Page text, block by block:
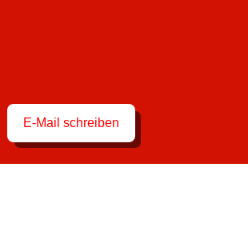
E-Mail schreiben